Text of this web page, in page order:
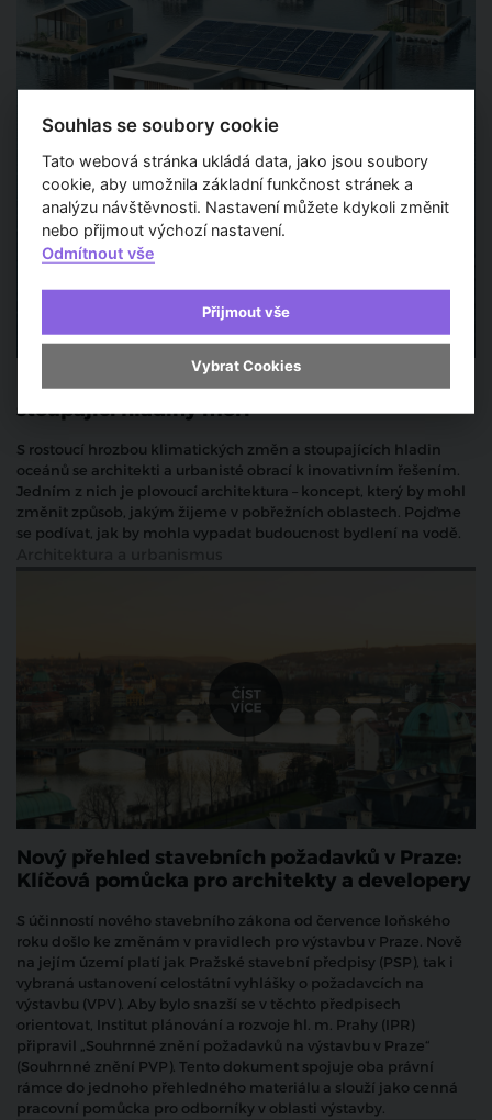
Plovoucí architektura: Inovativní řešení pro
stoupající hladiny moří
S rostoucí hrozbou klimatických změn a stoupajících hladin
oceánů se architekti a urbanisté obrací k inovativním řešením.
Jedním z nich je plovoucí architektura – koncept, který by mohl
změnit způsob, jakým žijeme v pobřežních oblastech. Pojďme
se podívat, jak by mohla vypadat budoucnost bydlení na vodě.
Nový přehled stavebních požadavků v Praze:
Klíčová pomůcka pro architekty a developery
S účinností nového stavebního zákona od července loňského
roku došlo ke změnám v pravidlech pro výstavbu v Praze. Nově
na jejím území platí jak Pražské stavební předpisy (PSP), tak i
vybraná ustanovení celostátní vyhlášky o požadavcích na
výstavbu (VPV). Aby bylo snazší se v těchto předpisech
orientovat, Institut plánování a rozvoje hl. m. Prahy (IPR)
připravil „Souhrnné znění požadavků na výstavbu v Praze“
(Souhrnné znění PVP). Tento dokument spojuje oba právní
rámce do jednoho přehledného materiálu a slouží jako cenná
pracovní pomůcka pro odborníky v oblasti výstavby.
Souhlas se soubory cookie
Tato webová stránka ukládá data, jako jsou soubory
cookie, aby umožnila základní funkčnost stránek a
analýzu návštěvnosti. Nastavení můžete kdykoli změnit
nebo přijmout výchozí nastavení.
Odmítnout vše
Přijmout vše
Vybrat Cookies